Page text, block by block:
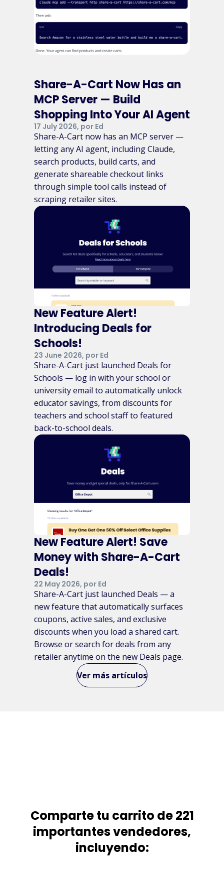
Share-A-Cart Now Has an
MCP Server — Build
Shopping Into Your AI Agent
17 July 2026, por Ed
Share-A-Cart now has an MCP server —
letting any AI agent, including Claude,
search products, build carts, and
generate shareable checkout links
through simple tool calls instead of
scraping retailer sites.
New Feature Alert!
Introducing Deals for
Schools!
23 June 2026, por Ed
Share-A-Cart just launched Deals for
Schools — log in with your school or
university email to automatically unlock
educator savings, from discounts for
teachers and school staff to featured
back-to-school deals.
New Feature Alert! Save
Money with Share-A-Cart
Deals!
22 May 2026, por Ed
Share-A-Cart just launched Deals — a
new feature that automatically surfaces
coupons, active sales, and exclusive
discounts when you load a shared cart.
Browse or search for deals from any
retailer anytime on the new Deals page.
Ver más artículos
Comparte tu carrito de 221
importantes vendedores,
incluyendo: